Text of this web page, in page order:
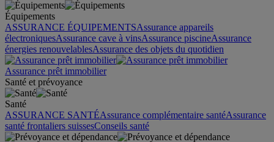
Équipements
ASSURANCE ÉQUIPEMENTSAssurance appareils
électroniquesAssurance cave à vinsAssurance piscineAssurance
énergies renouvelablesAssurance des objets du quotidien
Assurance prêt immobilier
Santé et prévoyance
Santé
ASSURANCE SANTÉAssurance complémentaire santéAssurance
santé frontaliers suissesConseils santé